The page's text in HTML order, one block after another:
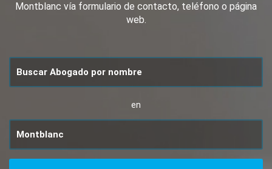
Montblanc vía formulario de contacto, teléfono o página
web.
en